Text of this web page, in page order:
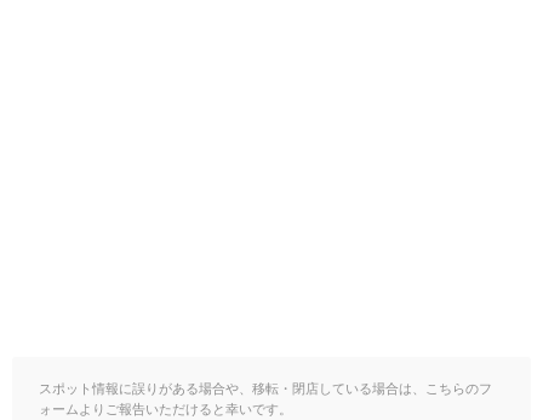
スポット情報に誤りがある場合や、移転・閉店している場合は、こちらのフ
ォームよりご報告いただけると幸いです。